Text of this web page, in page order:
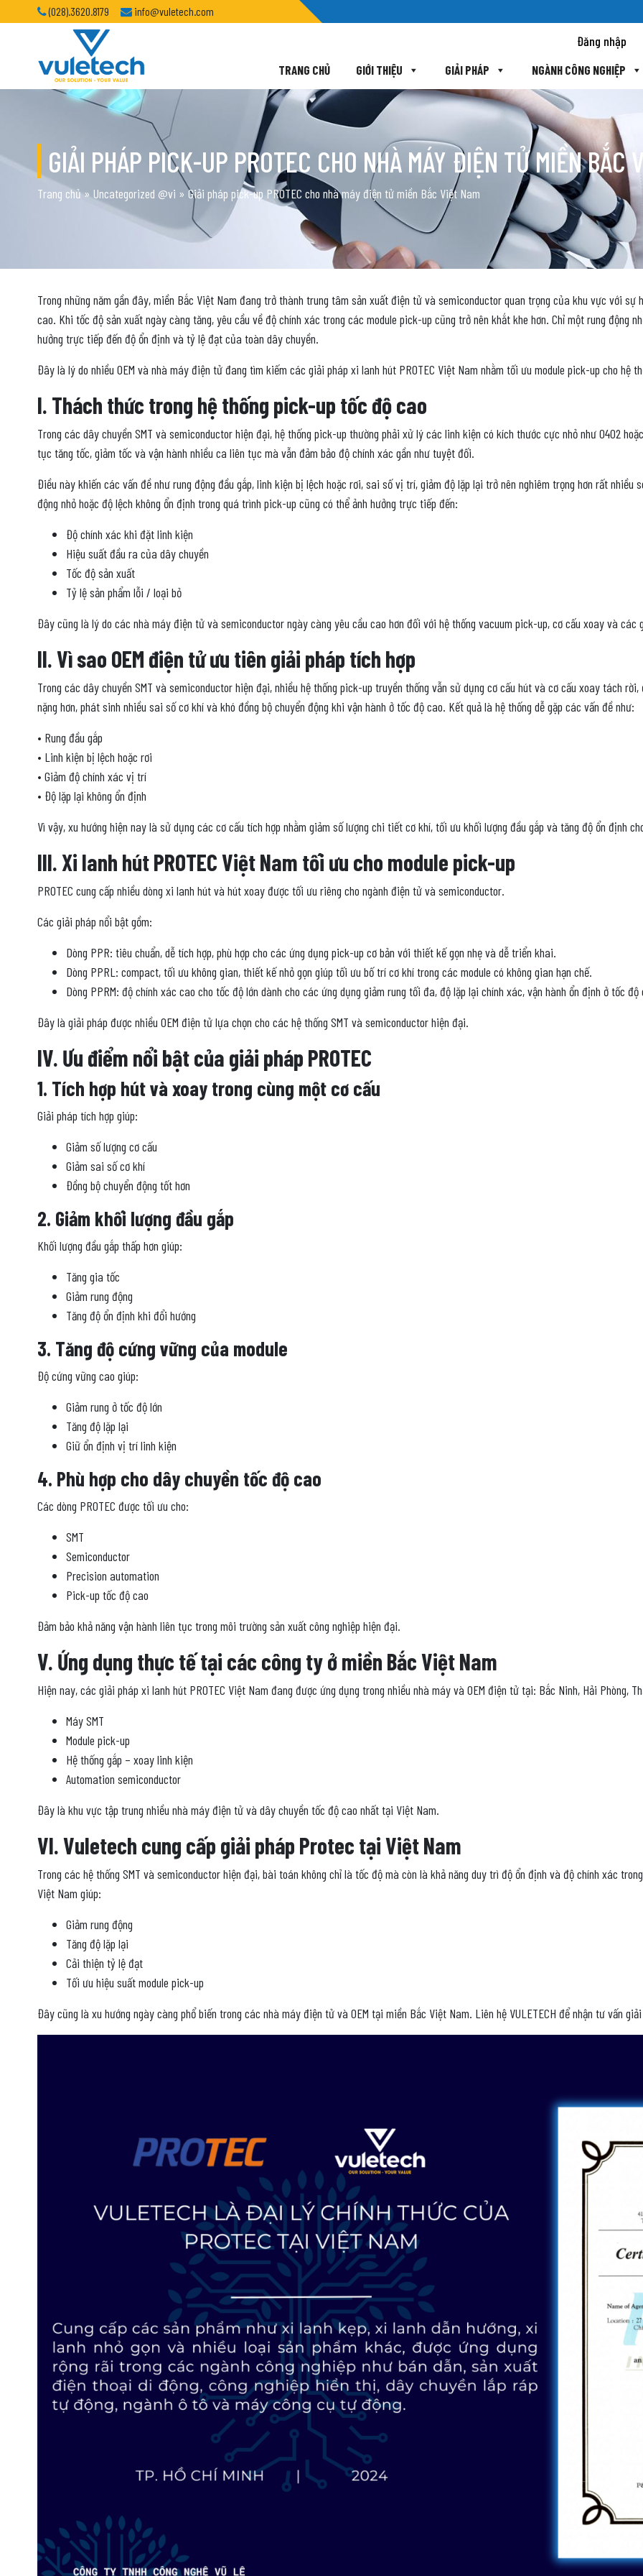
(028).3620.8179 info@vuletech.com
Đăng nhập
TRANG CHỦ GIỚI THIỆU GIẢI PHÁP NGÀNH CÔNG NGHIỆP
GIẢI PHÁP PICK-UP PROTEC CHO NHÀ MÁY ĐIỆN TỬ MIỀN BẮC
Trang chủ» Uncategorized @vi »Giải pháp pick-up PROTEC cho nhà máy điện tử miền Bắc Việt Nam
Trong những năm gần đây, miền Bắc Việt Nam đang trở thành trung tâm sản xuất điện tử và semiconductor quan trọng của khu vực với sự
cao. Khi tốc độ sản xuất ngày càng tăng, yêu cầu về độ chính xác trong các module pick-up cũng trở nên khắt khe hơn. Chỉ một rung động
hưởng trực tiếp đến độ ổn định và tỷ lệ đạt của toàn dây chuyền.
Đây là lý do nhiều OEM và nhà máy điện tử đang tìm kiếm các giải pháp xi lanh hút PROTEC Việt Nam nhằm tối ưu module pick-up cho hệ
I. Thách thức trong hệ thống pick-up tốc độ cao
Trong các dây chuyền SMT và semiconductor hiện đại, hệ thống pick-up thường phải xử lý các linh kiện có kích thước cực nhỏ như 0402
tục tăng tốc, giảm tốc và vận hành nhiều ca liên tục mà vẫn đảm bảo độ chính xác gần như tuyệt đối.
Điều này khiến các vấn đề như rung động đầu gắp, linh kiện bị lệch hoặc rơi, sai số vị trí, giảm độ lặp lại trở nên nghiêm trọng hơn rất nhiều
động nhỏ hoặc độ lệch không ổn định trong quá trình pick-up cũng có thể ảnh hưởng trực tiếp đến:
Độ chính xác khi đặt linh kiện
Hiệu suất đầu ra của dây chuyền
Tốc độ sản xuất
Tỷ lệ sản phẩm lỗi / loại bỏ
Đây cũng là lý do các nhà máy điện tử và semiconductor ngày càng yêu cầu cao hơn đối với hệ thống vacuum pick-up, cơ cấu xoay và các
II. Vì sao OEM điện tử ưu tiên giải pháp tích hợp
Trong các dây chuyền SMT và semiconductor hiện đại, nhiều hệ thống pick-up truyền thống vẫn sử dụng cơ cấu hút và cơ cấu xoay tách
nặng hơn, phát sinh nhiều sai số cơ khí và khó đồng bộ chuyển động khi vận hành ở tốc độ cao. Kết quả là hệ thống dễ gặp các vấn đề như:
• Rung đầu gắp
• Linh kiện bị lệch hoặc rơi
• Giảm độ chính xác vị trí
• Độ lặp lại không ổn định
Vì vậy, xu hướng hiện nay là sử dụng các cơ cấu tích hợp nhằm giảm số lượng chi tiết cơ khí, tối ưu khối lượng đầu gắp và tăng độ ổn định
III. Xi lanh hút PROTEC Việt Nam tối ưu cho module pick-up
PROTEC cung cấp nhiều dòng xi lanh hút và hút xoay được tối ưu riêng cho ngành điện tử và semiconductor.
Các giải pháp nổi bật gồm:
Dòng PPR: tiêu chuẩn, dễ tích hợp, phù hợp cho các ứng dụng pick-up cơ bản với thiết kế gọn nhẹ và dễ triển khai.
Dòng PPRL: compact, tối ưu không gian, thiết kế nhỏ gọn giúp tối ưu bố trí cơ khí trong các module có không gian hạn chế.
Dòng PPRM: độ chính xác cao cho tốc độ lớn dành cho các ứng dụng giảm rung tối đa, độ lặp lại chính xác, vận hành ổn định ở tốc độ
Đây là giải pháp được nhiều OEM điện tử lựa chọn cho các hệ thống SMT và semiconductor hiện đại.
IV. Ưu điểm nổi bật của giải pháp PROTEC
1. Tích hợp hút và xoay trong cùng một cơ cấu
Giải pháp tích hợp giúp:
Giảm số lượng cơ cấu
Giảm sai số cơ khí
Đồng bộ chuyển động tốt hơn
2. Giảm khối lượng đầu gắp
Khối lượng đầu gắp thấp hơn giúp:
Tăng gia tốc
Giảm rung động
Tăng độ ổn định khi đổi hướng
3. Tăng độ cứng vững của module
Độ cứng vững cao giúp:
Giảm rung ở tốc độ lớn
Tăng độ lặp lại
Giữ ổn định vị trí linh kiện
4. Phù hợp cho dây chuyền tốc độ cao
Các dòng PROTEC được tối ưu cho:
SMT
Semiconductor
Precision automation
Pick-up tốc độ cao
Đảm bảo khả năng vận hành liên tục trong môi trường sản xuất công nghiệp hiện đại.
V. Ứng dụng thực tế tại các công ty ở miền Bắc Việt Nam
Hiện nay, các giải pháp xi lanh hút PROTEC Việt Nam đang được ứng dụng trong nhiều nhà máy và OEM điện tử tại: Bắc Ninh, Hải Phòng,
Máy SMT
Module pick-up
Hệ thống gắp – xoay linh kiện
Automation semiconductor
Đây là khu vực tập trung nhiều nhà máy điện tử và dây chuyền tốc độ cao nhất tại Việt Nam.
VI. Vuletech cung cấp giải pháp Protec tại Việt Nam
Trong các hệ thống SMT và semiconductor hiện đại, bài toán không chỉ là tốc độ mà còn là khả năng duy trì độ ổn định và độ chính xác
Việt Nam giúp:
Giảm rung động
Tăng độ lặp lại
Cải thiện tỷ lệ đạt
Tối ưu hiệu suất module pick-up
Đây cũng là xu hướng ngày càng phổ biến trong các nhà máy điện tử và OEM tại miền Bắc Việt Nam. Liên hệ VULETECH để nhận tư vấn